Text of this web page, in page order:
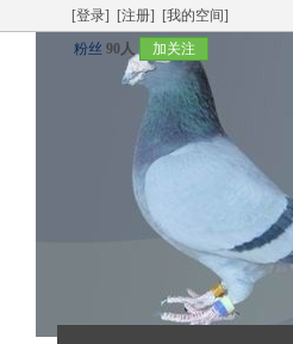
[登录] [注册]
[我的空间]
粉丝 90人 加关注